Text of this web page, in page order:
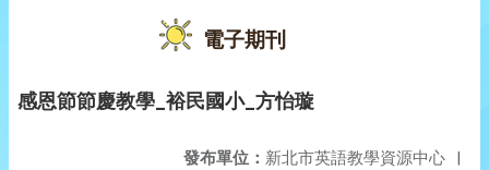
電子期刊
感恩節節慶教學_裕民國小_方怡璇
發布單位： 新北市英語教學資源中心 |